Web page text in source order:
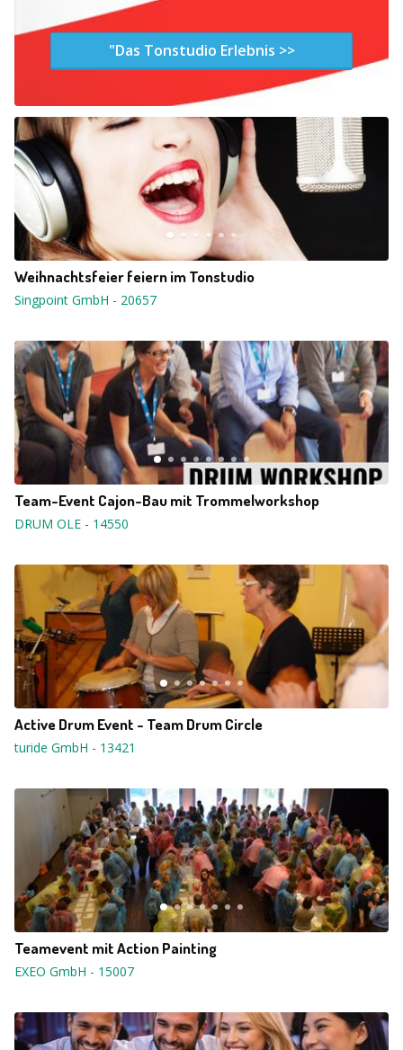
"Das Tonstudio Erlebnis >>
Weihnachtsfeier feiern im Tonstudio
Singpoint GmbH - 20657
Team-Event Cajon-Bau mit Trommelworkshop
DRUM OLE - 14550
Active Drum Event - Team Drum Circle
turide GmbH - 13421
Teamevent mit Action Painting
EXEO GmbH - 15007